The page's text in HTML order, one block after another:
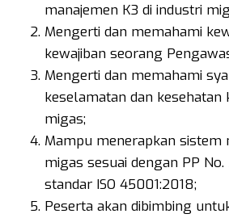
manajemen K3 di industri
Mengerti dan memahami
kewajiban seorang
Mengerti dan memahami
keselamatan dan kesehatan
migas;
Mampu menerapkan sistem
migas sesuai dengan PP
standar ISO 45001:2018;
Peserta akan dibimbing